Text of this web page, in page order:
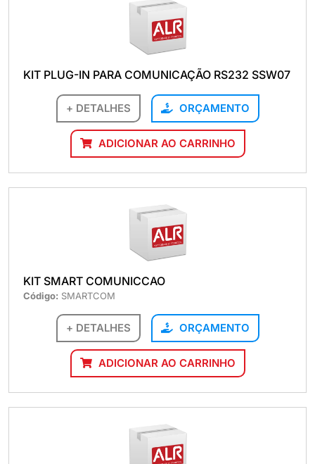
KIT PLUG-IN PARA COMUNICAÇÃO RS232 SSW07
+ DETALHES ORÇAMENTO
ADICIONAR AO CARRINHO
KIT SMART COMUNICCAO
Código: SMARTCOM
+ DETALHES ORÇAMENTO
ADICIONAR AO CARRINHO